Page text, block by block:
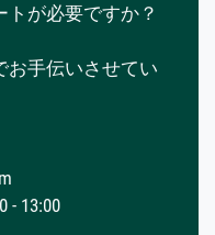
が必要ですか？
お手伝いさせてい
- 13:00